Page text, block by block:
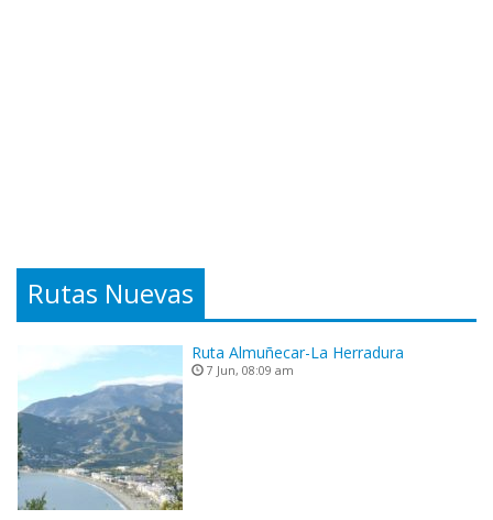
Rutas Nuevas
Ruta Almuñecar-La Herradura
7 Jun, 08:09 am